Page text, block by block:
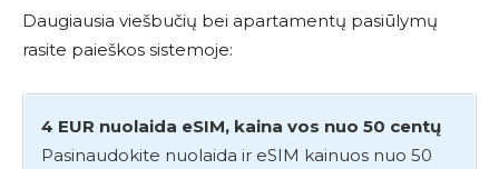
Daugiausia viešbučių bei apartamentų pasiūlymų
rasite paieškos sistemoje:
4 EUR nuolaida eSIM, kaina vos nuo 50 centų
Pasinaudokite nuolaida ir eSIM kainuos nuo 50